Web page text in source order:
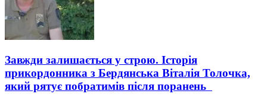
Завжди залишається у строю. Історія
прикордонника з Бердянська Віталія Толочка,
який рятує побратимів після поранень